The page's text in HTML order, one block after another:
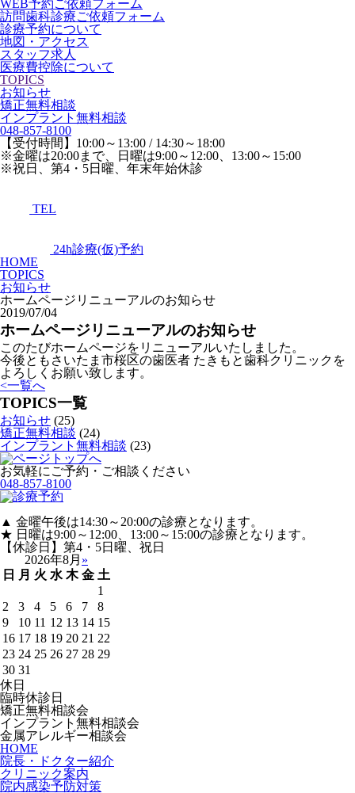
WEB予約ご依頼フォーム
訪問歯科診療ご依頼フォーム
診療予約について
地図・アクセス
スタッフ求人
医療費控除について
TOPICS
お知らせ
矯正無料相談
インプラント無料相談
048-857-8100
【受付時間】10:00～13:00 / 14:30～18:00
※金曜は20:00まで、日曜は9:00～12:00、13:00～15:00
※祝日、第4・5日曜、年末年始休診
TEL
24h診療(仮)予約
HOME
TOPICS
お知らせ
ホームページリニューアルのお知らせ
2019/07/04
ホームページリニューアルのお知らせ
このたびホームページをリニューアルいたしました。
今後ともさいたま市桜区の歯医者 たきもと歯科クリニックを
よろしくお願い致します。
<一覧へ
TOPICS一覧
お知らせ (25)
矯正無料相談 (24)
インプラント無料相談 (23)
お気軽にご予約・ご相談ください
048-857-8100
▲ 金曜午後は14:30～20:00の診療となります。
★ 日曜は9:00～12:00、13:00～15:00の診療となります。
【休診日】第4・5日曜、祝日
2026年8月 »
日
月 火 水 木 金 土
1
2
3 4 5 6 7
8
9
10 11 12 13 14 15
16 17 18 19 20 21 22
23 24 25 26 27 28 29
30 31
休日
臨時休診日
矯正無料相談会
インプラント無料相談会
金属アレルギー相談会
HOME
院長・ドクター紹介
クリニック案内
院内感染予防対策